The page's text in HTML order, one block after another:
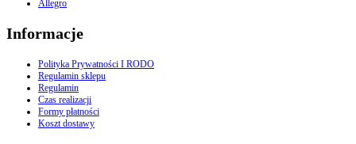
Allegro
Informacje
Polityka Prywatności I RODO
Regulamin sklepu
Regulamin
Czas realizacji
Formy płatności
Koszt dostawy